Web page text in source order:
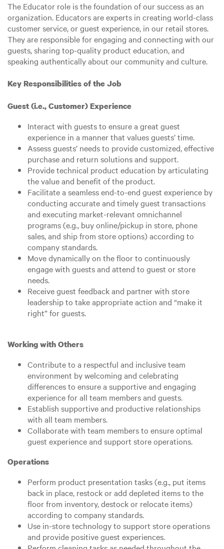
The Educator role is the foundation of our success as an
organization. Educators are experts in creating world-class
customer service, or guest experience, in our retail stores.
They are responsible for engaging and connecting with our
guests, sharing top-quality product education, and
speaking authentically about our community and culture.
Key Responsibilities of the Job
Guest (i.e., Customer) Experience
Interact with guests to ensure a great guest
experience in a manner that values guests’ time.
Assess guests’ needs to provide customized, effective
purchase and return solutions and support.
Provide technical product education by articulating
the value and benefit of the product.
Facilitate a seamless end-to-end guest experience by
conducting accurate and timely guest transactions
and executing market-relevant omnichannel
programs (e.g., buy online/pickup in store, phone
sales, and ship from store options) according to
company standards.
Move dynamically on the floor to continuously
engage with guests and attend to guest or store
needs.
Receive guest feedback and partner with store
leadership to take appropriate action and “make it
right” for guests.
Working with Others
Contribute to a respectful and inclusive team
environment by welcoming and celebrating
differences to ensure a supportive and engaging
experience for all team members and guests.
Establish supportive and productive relationships
with all team members.
Collaborate with team members to ensure optimal
guest experience and support store operations.
Operations
Perform product presentation tasks (e.g., put items
back in place, restock or add depleted items to the
floor from inventory, destock or relocate items)
according to company standards.
Use in-store technology to support store operations
and provide positive guest experiences.